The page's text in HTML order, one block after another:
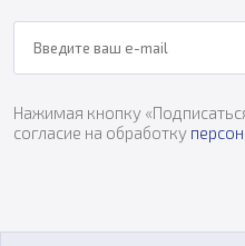
Нажимая кнопку
согласие на обработку